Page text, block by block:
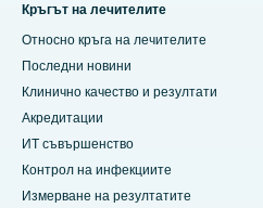
Кръгът на лечителите
Относно кръга на лечителите
Последни новини
Клинично качество и резултати
Акредитации
ИТ съвършенство
Контрол на инфекциите
Измерване на резултатите